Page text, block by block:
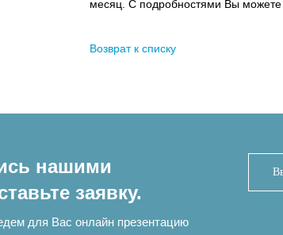
месяц. С подробностями Вы можете
Возврат к списку
нашими
заявку.
для Вас онлайн презентацию